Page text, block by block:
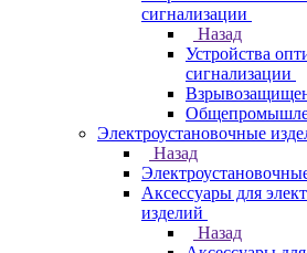
сигнализации
Назад
Устройства
сигнализации
Электроустановочные
Назад
Аксессуары для
изделий
Назад